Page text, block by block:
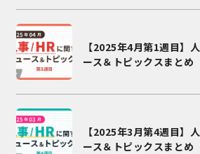
【2025年4月第1週目】
ース＆トピックスまとめ
【2025年3月第4週目】
ース＆トピックスまとめ